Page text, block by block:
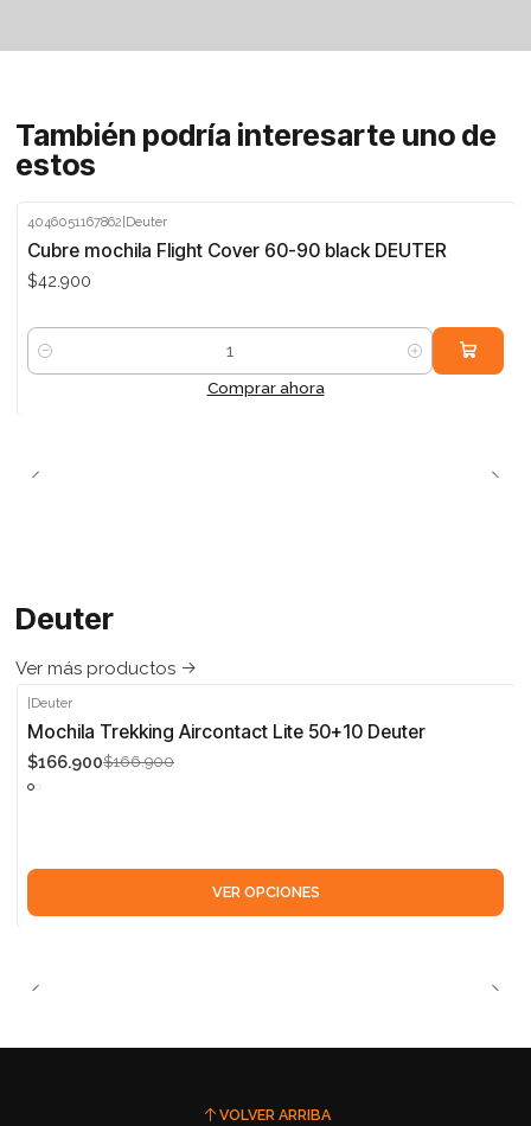
También podría interesarte uno de
estos
4046051167862|Deuter
Cubre mochila Flight Cover 60-90 black DEUTER
$42.900
Cantidad
Comprar ahora
Deuter
Ver más productos
-5%
Deuter
Mochila Trekking Aircontact Lite 50+10 Deuter
$166.900$166.900
VER OPCIONES
VOLVER ARRIBA